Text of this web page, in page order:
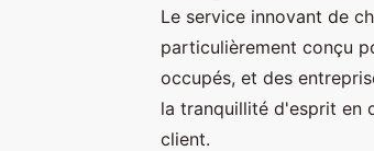
Le service innovant de
particulièrement conçu
occupés, et des
la tranquillité d'esprit en
client.